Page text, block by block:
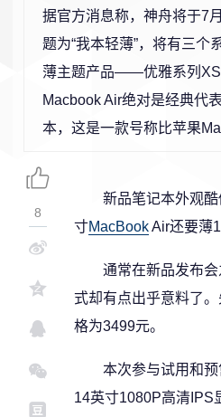
据官方消息称，神舟将于7
题为“我本轻薄”，将有三
薄主题产品——优雅系列XS
Macbook Air绝对是经典代
本，这是一款号称比苹果
新品笔记本外观
寸MacBookAir还要薄
通常在新品发布
式却有点出乎意料了。
格为3499元。
本次参与试用和
14英寸1080P高清IPS
8